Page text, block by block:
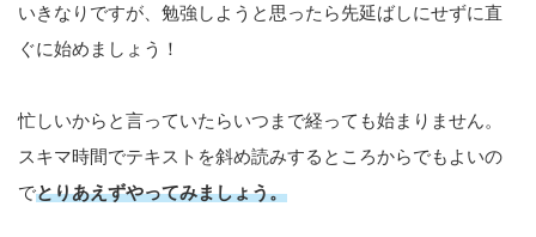
いきなりですが、勉強しようと思ったら先延ばしにせずに直
ぐに始めましょう！
忙しいからと言っていたらいつまで経っても始まりません。
スキマ時間でテキストを斜め読みするところからでもよいの
でとりあえずやってみましょう。